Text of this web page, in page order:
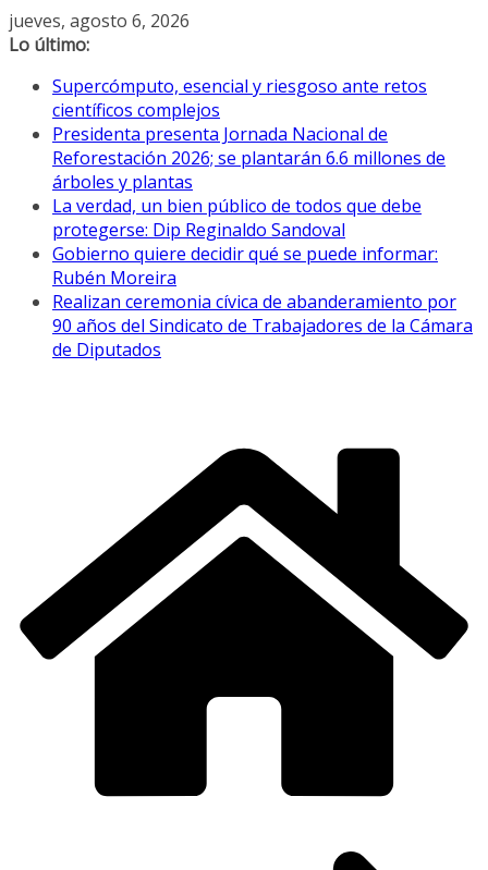
Saltar
al
jueves, agosto 6, 2026
Lo último:
Supercómputo, esencial y riesgoso ante retos
científicos complejos
Presidenta presenta Jornada Nacional de
Reforestación 2026; se plantarán 6.6 millones de
árboles y plantas
La verdad, un bien público de todos que debe
protegerse: Dip Reginaldo Sandoval
Gobierno quiere decidir qué se puede informar:
Rubén Moreira
Realizan ceremonia cívica de abanderamiento por
90 años del Sindicato de Trabajadores de la Cámara
de Diputados